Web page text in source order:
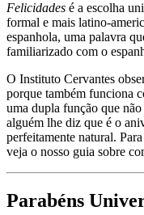
Felicidades é a escolha
formal e mais latino-
espanhola, uma palavra
familiarizado com o
O Instituto Cervantes
porque também funciona
uma dupla função que
alguém lhe diz que é o
perfeitamente natural.
veja o nosso guia sobre
Parabéns